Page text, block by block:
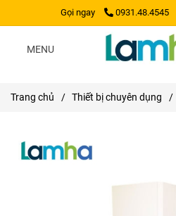
Gọi ngay 0931.48.4545
MENU
Trang chủ / Thiết bị chuyên dụng /